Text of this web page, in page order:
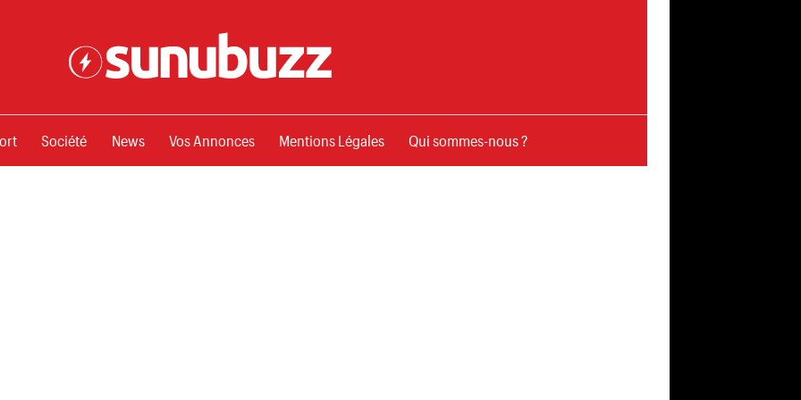
Société News Vos Annonces Mentions Légales Qui sommes-nous ?